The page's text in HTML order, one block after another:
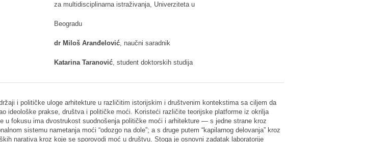
za multidisciplinarna istraživanja, Univerziteta u
Beogradu
dr Miloš Aranđelović, naučni saradnik
Katarina Taranović, student doktorskih studija
i političke uloge arhitekture u različitim istorijskim i društvenim kontekstima sa ciljem da
ideološke prakse, društva i političke moći. Koristeći različite teorijske platforme iz okrilja
u fokusu ima dvostrukost suodnošenja političke moći i arhitekture — s jedne strane kroz
sistemu nametanja moći “odozgo na dole”; a s druge putem “kapilarnog delovanja” kroz
narativa kroz koje se sporovodi moć u društvu. Stoga je osnovni zadatak laboratorije